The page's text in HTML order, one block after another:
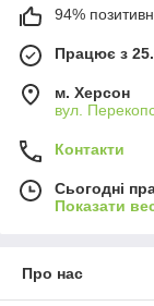
94%
Працює з
м. Херсон
вул.
Контакти
Сьогодні
Показати
Про нас